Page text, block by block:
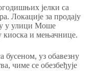
јелки са
Локације за продају
у улици Моше
киоска и мењачнице.
бусеном, уз обавезну
чиме се обезбеђује